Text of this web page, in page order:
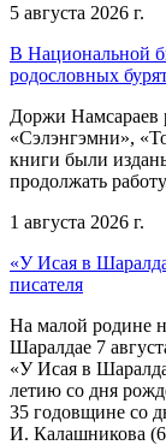
5 августа 2026 г.
В Национальной
родословных
Доржи Намсараев
«Сэлэнгэмни»,
книги были
продолжать
1 августа 2026 г.
«У Исая в
писателя
На малой родине
Шаралдае 7
«У Исая в
летию со дня
35 годовщине со
И. Калашникова